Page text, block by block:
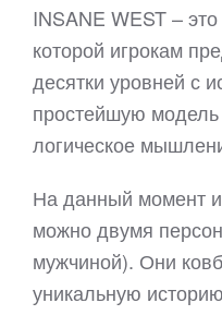
INSANE WEST –
которой игрокам
десятки уровней с
простейшую
логическое
На данный момент
можно двумя
мужчиной). Они
уникальную